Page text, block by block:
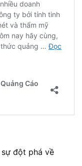
đột phá về